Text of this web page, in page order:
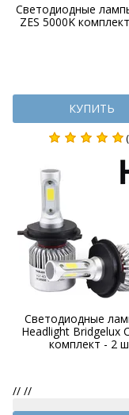
Светодиодные
ZES 5000K
Светодиодные
Headlight Bridgelux
комплект - 2
КУПИТЬ
// //